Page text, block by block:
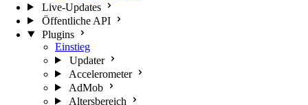
Live-Updates
Öffentliche API
Plugins
Einstieg
Updater
Accelerometer
AdMob
Altersbereich